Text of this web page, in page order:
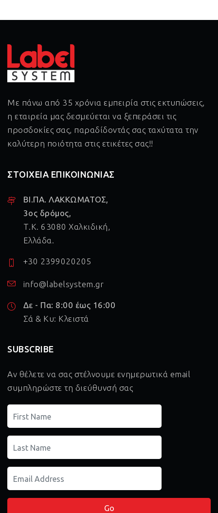
Με πάνω από 35 χρόνια εμπειρία στις εκτυπώσεις,
η εταιρεία μας δεσμεύεται να ξεπεράσει τις
προσδοκίες σας, παραδίδοντάς σας ταχύτατα την
καλύτερη ποιότητα στις ετικέτες σας!!
ΣΤΟΙΧΕΙΑ ΕΠΙΚΟΙΝΩΝΙΑΣ
ΒΙ.ΠΑ. ΛΑΚΚΩΜΑΤΟΣ,
3ος δρόμος,
Τ.Κ. 63080 Χαλκιδική,
Ελλάδα.
+30 2399020205
info@labelsystem.gr
Δε - Πα: 8:00 έως 16:00
Σά & Κυ: Κλειστά
SUBSCRIBE
Αν θέλετε να σας στέλνουμε ενημερωτικά email
συμπληρώστε τη διεύθυνσή σας